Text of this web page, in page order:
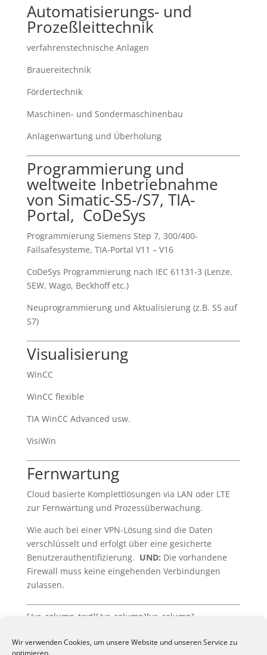
Wir verwenden Cookies, um unsere Website und unseren Service zu
optimieren.
Automatisierungs- und
Prozeßleittechnik
verfahrenstechnische Anlagen
Brauereitechnik
Fördertechnik
Maschinen- und Sondermaschinenbau
Anlagenwartung und Überholung
Programmierung und
weltweite Inbetriebnahme
von Simatic-S5-/S7, TIA-
Portal, CoDeSys
Programmierung Siemens Step 7, 300/400-
Failsafesysteme, TIA-Portal V11 – V16
CoDeSys Programmierung nach IEC 61131-3 (Lenze,
SEW, Wago, Beckhoff etc.)
Neuprogrammierung und Aktualisierung (z.B. S5 auf
S7)
Visualisierung
WinCC
WinCC flexible
TIA WinCC Advanced usw.
VisiWin
Fernwartung
Cloud basierte Komplettlösungen via LAN oder LTE
zur Fernwartung und Prozessüberwachung.
Wie auch bei einer VPN-Lösung sind die Daten
verschlüsselt und erfolgt über eine gesicherte
Benutzerauthentifizierung. UND: Die vorhandene
Firewall muss keine eingehenden Verbindungen
zulassen.
[/vc_column_text][/vc_column][vc_column]
[vc_row][vc_column][vc_btn title=“Kontakt